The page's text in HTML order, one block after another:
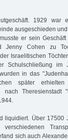
1929 war
ausgeschieden
er sein Geschäft
Jenny Cohen zu
Israelitischen
Schulschließung im
in das
später
Theresienstadt
liquidiert. Über 17500
sich auch